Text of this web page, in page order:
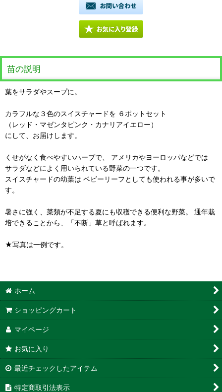
苗の説明
葉をサラダやスープに。
カラフルな３色のスイスチャードを ６ポットセット
（レッド・マゼンタピンク・カナリアイエロー）
にして、お届けします。
くせがなく食べやすいハーブで、 アメリカやヨーロッパなどでは
サラダなどによく用いられている野菜の一つです。
スイスチャードの幼葉は ベビーリーフとしても使われる事が多いで
す。
暑さに強く、菜類が不足する夏にも収穫できる便利な野菜。 通年栽
培できることから、「不断」草と呼ばれます。
★写真は一例です。
ホーム
ショッピングカート
マイページ
お気に入り
最近チェックしたアイテム
特定商取引法表示